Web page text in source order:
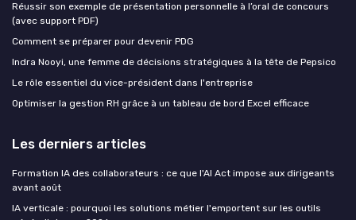
Réussir son exemple de présentation personnelle à l’oral de concours
(avec support PDF)
Comment se préparer pour devenir PDG
Indra Nooyi, une femme de décisions stratégiques à la tête de Pepsico
Le rôle essentiel du vice-président dans l'entreprise
Optimiser la gestion RH grâce à un tableau de bord Excel efficace
Les derniers articles
Formation IA des collaborateurs : ce que l'AI Act impose aux dirigeants
avant août
IA verticale : pourquoi les solutions métier l'emportent sur les outils